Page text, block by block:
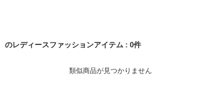
のレディースファッションアイテム : 0件
類似商品が見つかりません